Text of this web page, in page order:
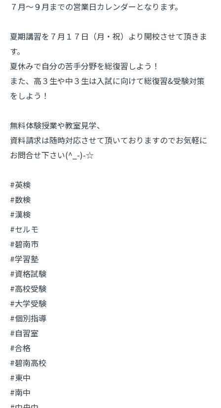
７月～９月までの営業日カレンダーとなります。
夏期講習を７月１７日（月・祝）より開校させて頂きま
す。
夏休みで自分の苦手分野を総復習しよう！
また、高３生や中３生は入試に向けて総復習&受験対策
をしよう！
無料体験授業や教室見学、
資料請求は随時対応させて頂いておりますのでお気軽に
お問合せ下さい(^_-)-☆
#英検
#数検
#漢検
#セルモ
#碧南市
#学習塾
#資格試験
#高校受験
#大学受験
#個別指導
#自習室
#合格
#碧南高校
#東中
#南中